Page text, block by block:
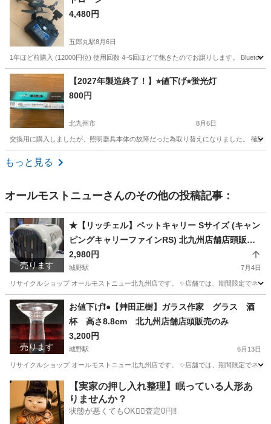
4,480円
五郎丸駅8月6日
1年ほど前購入 (12000円位) 使用回数 4~5回ほどで飽きたのでお譲りします。
福岡 久留米市 五郎丸駅 その他 ドローン
【2027年製造終了！】⭐︎値下げ⭐︎蛍光灯
800円
北九州市 8月6日
交換用に購入しましたが、照明器具本体の故障だった為取り替えになりました。 確
福岡 北九州市
もっと見る
オールモストニューさんのその他の投稿記事：
売ります
★【リッチェル】ペットキャリー Sサイズ (キャン
ピングキャリーファインRS) 北九州店舗店頭販売
のみ
2,980円
城野駅 7月4日
リサイクルショップ オールモストニュー北九州店です。 ✨️店舗では、期間限定でネ
福岡 北九州市 城野駅 その他 商品
売ります
お値下げ❗️●【艸田正樹】ガラス作家 グラス 酒
杯 高さ8.8cm 北九州店舗店頭販売のみ
3,200円
城野駅 6月13日
リサイクルショップ オールモストニュー北九州店です。 ✨️店舗では、期間限定でネ
福岡 北九州市 城野駅 食器 商品
【実家の押し入れ整理】眠っている人形あ
りませんか？
状態が悪くてもOK🙆‍♀️査定0円‼️